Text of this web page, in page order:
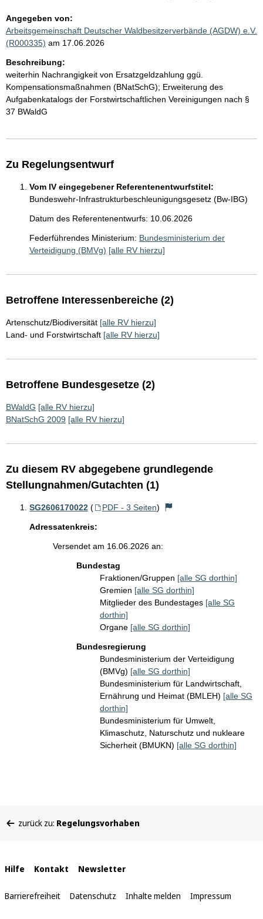
Angegeben von:
Arbeitsgemeinschaft Deutscher Waldbesitzerverbände (AGDW) e.V.
(R000335) am 17.06.2026
Beschreibung:
weiterhin Nachrangigkeit von Ersatzgeldzahlung ggü.
Kompensationsmaßnahmen (BNatSchG); Erweiterung des
Aufgabenkatalogs der Forstwirtschaftlichen Vereinigungen nach §
37 BWaldG
Zu Regelungsentwurf
Vom IV eingegebener Referentenentwurfstitel:
Bundeswehr-Infrastrukturbeschleunigungsgesetz (Bw-IBG)
Datum des Referentenentwurfs: 10.06.2026
Federführendes Ministerium: Bundesministerium der
Verteidigung (BMVg) [alle RV hierzu]
Betroffene Interessenbereiche (2)
Artenschutz/Biodiversität [alle RV hierzu]
Land- und Forstwirtschaft [alle RV hierzu]
Betroffene Bundesgesetze (2)
BWaldG [alle RV hierzu]
BNatSchG 2009 [alle RV hierzu]
Zu diesem RV abgegebene grundlegende
Stellungnahmen/Gutachten (1)
SG2606170022 ( PDF - 3 Seiten)
Adressatenkreis:
Versendet am 16.06.2026 an:
Bundestag
Fraktionen/Gruppen [alle SG dorthin]
Gremien [alle SG dorthin]
Mitglieder des Bundestages [alle SG
dorthin]
Organe [alle SG dorthin]
Bundesregierung
Bundesministerium der Verteidigung
(BMVg) [alle SG dorthin]
Bundesministerium für Landwirtschaft,
Ernährung und Heimat (BMLEH) [alle SG
dorthin]
Bundesministerium für Umwelt,
Klimaschutz, Naturschutz und nukleare
Sicherheit (BMUKN) [alle SG dorthin]
befinden
zurück zu: Regelungsvorhaben
Interne
Links
Hilfe Kontakt Newsletter
Barrierefreiheit Datenschutz Inhalte melden Impressum